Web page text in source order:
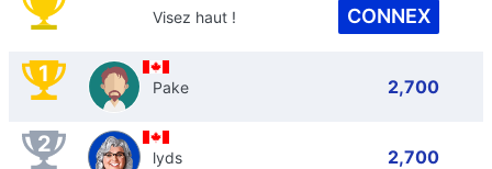
Visez haut ! CONNEX
1 Pake 2,700
2 lyds 2,700